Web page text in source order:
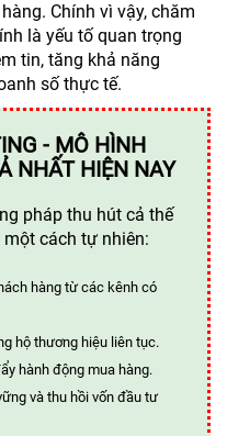
Chính vì vậy, chăm
là yếu tố quan trọng
tin, tăng khả năng
số thực tế.
- MÔ HÌNH
NHẤT HIỆN NAY
pháp thu hút cả thế
cách tự nhiên:
hàng từ các kênh có
hộ thương hiệu liên tục.
hành động mua hàng.
và thu hồi vốn đầu tư